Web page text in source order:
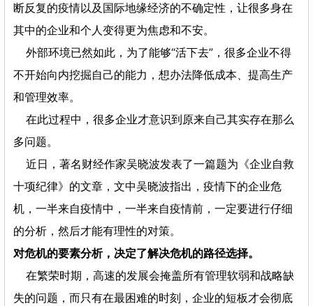
断反复的疫情以及国际地缘经济的不确定性，让很多身在
其中的企业和个人变得更为焦虑和不安。
外部环境已然如此，为了能够“活下去”，很多企业不得
不开始向内挖掘自己的能力，想办法降低成本、提高生产
和管理效率。
在此过程中，很多企业才意识到原来自己其实存在那么
多问题。
近日，著名财经作家吴晓波发表了一篇题为《企业自救
十项纪律》的文章，文中吴晓波指出，疫情下的企业危
机，一半来自疫情中，一半来自疫情前，一定要进行仔细
的分析，然后才能有理性的对策。
对危机的要素分析，决定了解决危机的路径选择。
在繁荣时期，高速的发展会掩盖所有管理软弱和战略缺
失的问题，而只有在最困难的时刻，企业的短板才会彻底